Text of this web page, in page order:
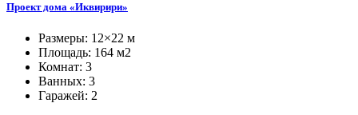
Проект дома «Иквирири»
Размеры: 12×22 м
Площадь: 164 м2
Комнат: 3
Ванных: 3
Гаражей: 2